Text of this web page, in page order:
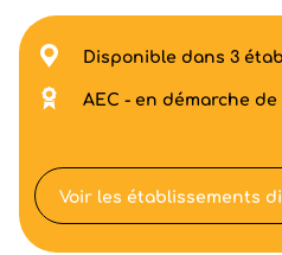
Disponible dans 3
AEC - en démarche de
Voir les établissements